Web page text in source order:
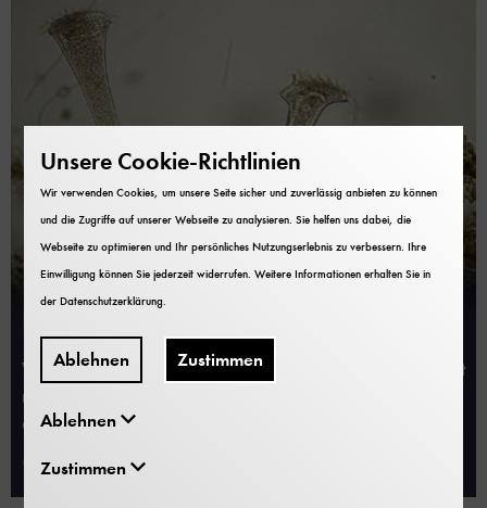
Die Abteilung Optik präsentiert:
Wenn man dieser Tage die Beine in der Isar abkühlt, hat
man, neben der erfrischenden Abkühlung, auch noch
andere, eher unbemerkte Naturerlebnisse.
02. Juli 2014
Unsere Cookie-Richtlinien
Wir verwenden Cookies, um unsere Seite sicher und zuverlässig anbieten zu können
und die Zugriffe auf unserer Webseite zu analysieren. Sie helfen uns dabei, die
Webseite zu optimieren und Ihr persönliches Nutzungserlebnis zu verbessern. Ihre
Einwilligung können Sie jederzeit widerrufen. Weitere Informationen erhalten Sie in
derDatenschutzerklärung.
Ablehnen Zustimmen
Ablehnen
Zustimmen